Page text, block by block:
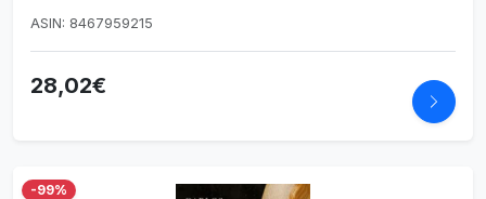
ASIN: 8467959215
28,02€
-99%